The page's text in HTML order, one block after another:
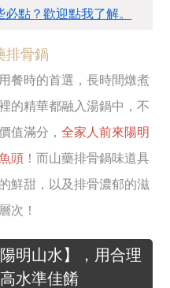
點？歡迎點我了解。
排骨鍋
餐時的首選，長時間燉煮
的精華都融入湯鍋中，不
值滿分，全家人前來陽明
頭 ！而山藥排骨鍋味道具
鮮甜，以及排骨濃郁的滋
次！
明山水】，用合理
水準佳餚